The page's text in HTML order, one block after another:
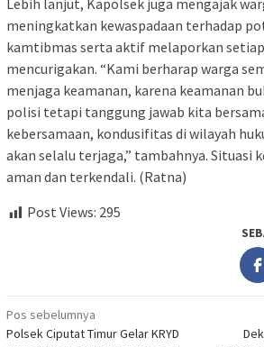
Lebih lanjut, Kapolsek juga mengajak
meningkatkan kewaspadaan terhadap
kamtibmas serta aktif melaporkan
mencurigakan. “Kami berharap warga
menjaga keamanan, karena keamanan
polisi tetapi tanggung jawab kita
kebersamaan, kondusifitas di wilayah
akan selalu terjaga,” tambahnya. Situasi
aman dan terkendali. (Ratna)
Post Views: 295
Navigasi
Pos sebelumnya
Polsek Ciputat Timur Gelar KRYD